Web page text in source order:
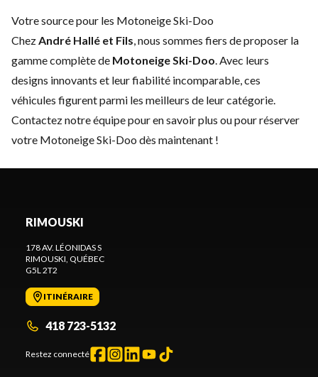
Votre source pour les Motoneige Ski-Doo
ChezAndré Hallé et Fils, nous sommes fiers de proposer la
gamme complète de Motoneige Ski-Doo. Avec leurs
designs innovants et leur fiabilité incomparable, ces
véhicules figurent parmi les meilleurs de leur catégorie.
Contactez notre équipepour en savoir plus ou pour réserver
votre Motoneige Ski-Doo dès maintenant !
RIMOUSKI
178 AV. LÉONIDAS S
RIMOUSKI, QUÉBEC
G5L 2T2
ITINÉRAIRE
418 723-5132
Restez connecté